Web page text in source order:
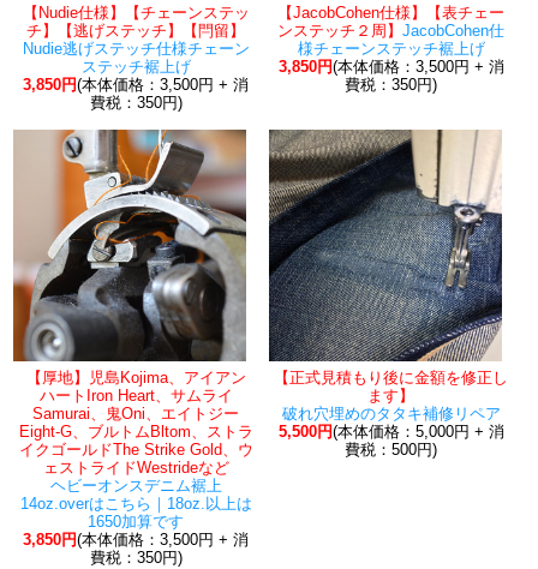
【Nudie仕様】【チェーンステッ
チ】【逃げステッチ】【閂留】
Nudie逃げステッチ仕様チェーン
ステッチ裾上げ
3,850円(本体価格：3,500円 + 消
費税：350円)
【JacobCohen仕様】【表チェー
ンステッチ２周】JacobCohen仕
様チェーンステッチ裾上げ
3,850円(本体価格：3,500円 + 消
費税：350円)
【厚地】児島Kojima、アイアン
ハートIron Heart、サムライ
Samurai、鬼Oni、エイトジー
Eight-G、ブルトムBltom、ストラ
イクゴールドThe Strike Gold、ウ
ェストライドWestrideなど
ヘビーオンスデニム裾上
14oz.overはこちら｜18oz.以上は
1650加算です
3,850円(本体価格：3,500円 + 消
費税：350円)
【正式見積もり後に金額を修正し
ます】
破れ穴埋めのタタキ補修リペア
5,500円(本体価格：5,000円 + 消
費税：500円)